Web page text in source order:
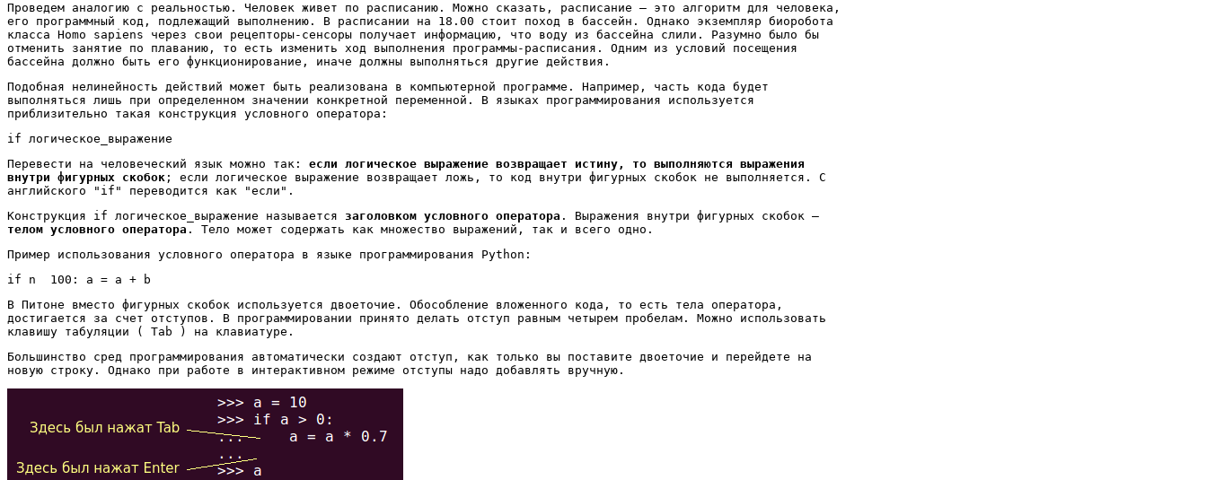
Проведем аналогию с реальностью. Человек живет по расписанию. Можно сказать, расписание – это алгоритм для человека,
его программный код, подлежащий выполнению. В расписании на 18.00 стоит поход в бассейн. Однако экземпляр биоробота
класса Homo sapiens через свои рецепторы-сенсоры получает информацию, что воду из бассейна слили. Разумно было бы
отменить занятие по плаванию, то есть изменить ход выполнения программы-расписания. Одним из условий посещения
бассейна должно быть его функционирование, иначе должны выполняться другие действия.
Подобная нелинейность действий может быть реализована в компьютерной программе. Например, часть кода будет
выполняться лишь при определенном значении конкретной переменной. В языках программирования используется
приблизительно такая конструкция условного оператора:
if логическое_выражение
Перевести на человеческий язык можно так: если логическое выражение возвращает истину, то выполняются выражения
внутри фигурных скобок ; если логическое выражение возвращает ложь, то код внутри фигурных скобок не выполняется. С
английского "if" переводится как "если".
Конструкция if логическое_выражение называется заголовком условного оператора . Выражения внутри фигурных скобок –
телом условного оператора . Тело может содержать как множество выражений, так и всего одно.
Пример использования условного оператора в языке программирования Python:
if
n 100 : a = a +
b
В Питоне вместо фигурных скобок используется двоеточие. Обособление вложенного кода, то есть тела оператора,
достигается за счет отступов. В программировании принято делать отступ равным четырем пробелам. Можно использовать
клавишу табуляции ( Tab ) на клавиатуре.
Большинство сред программирования автоматически создают отступ, как только вы поставите двоеточие и перейдете на
новую строку. Однако при работе в интерактивном режиме отступы надо добавлять вручную.